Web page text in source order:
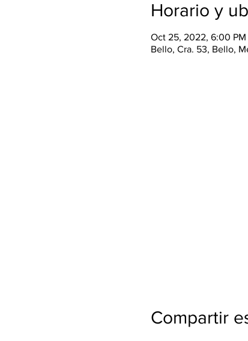
Horario y
Oct 25, 2022, 6:00 PM
Bello, Cra. 53, Bello,
Compartir